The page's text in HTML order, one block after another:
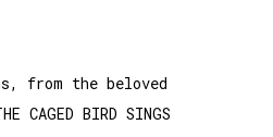
from the beloved
CAGED BIRD SINGS